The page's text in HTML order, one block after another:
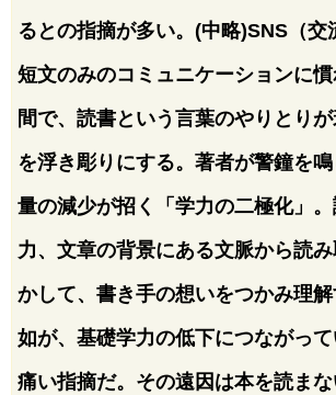
るとの指摘が多い。(中略)SNS（交
短文のみのコミュニケーションに
間で、読書という言葉のやりとり
を浮き彫りにする。著者が警鐘を
量の減少が招く「学力の二極化」
力、文章の背景にある文脈から読
かして、書き手の想いをつかみ理
如が、基礎学力の低下につながっ
痛い指摘だ。その遠因は本を読ま